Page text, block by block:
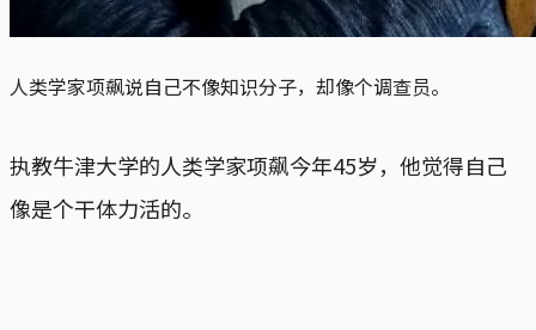
人类学家项飙说自己不像知识分子，却像个调查员。
执教牛津大学的人类学家项飙今年45岁，他觉得自己
像是个干体力活的。